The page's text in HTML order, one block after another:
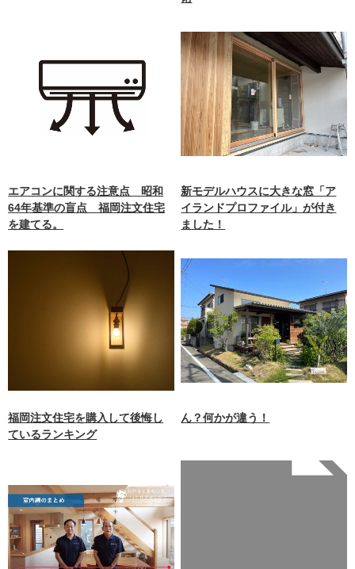
エアコンに関する注意点 昭和
64年基準の盲点 福岡注文住宅
を建てる。
新モデルハウスに大きな窓「ア
イランドプロファイル」が付き
ました！
福岡注文住宅を購入して後悔し
ているランキング
ん？何かが違う！